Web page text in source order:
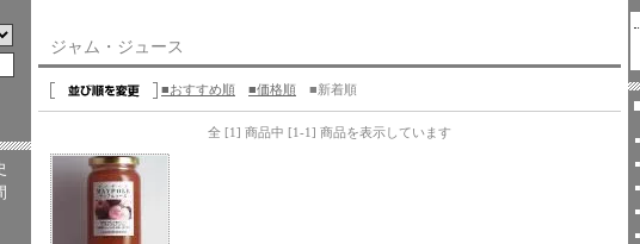
ジャム・ジュース
■おすすめ順 ■価格順 ■新着順
全 [1] 商品中 [1-1] 商品を表示しています